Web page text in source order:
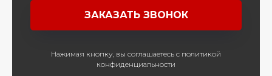
ЗАКАЗАТЬ ЗВОНОК
Нажимая кнопку, вы соглашаетесь с политикой
конфиденциальности